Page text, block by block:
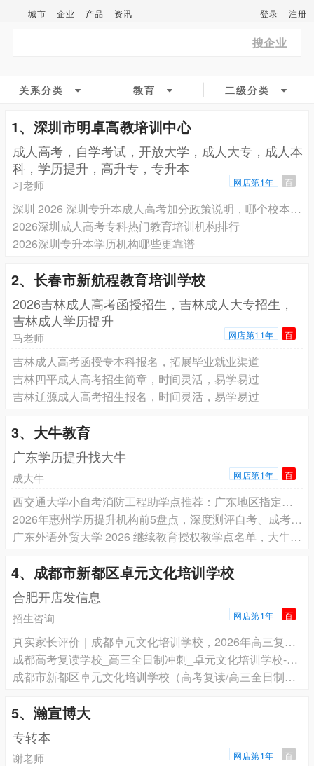
城市 企业 产品 资讯 登录 注册
搜企业
关系分类 教育 二级分类
1、深圳市明卓高教培训中心
成人高考，自学考试，开放大学，成人大专，成人本
科，学历提升，高升专，专升本
习老师 网店第1年 百
深圳 2026 深圳专升本成人高考加分政策说明，哪个校本部授权成考教育机构更有保障
2026深圳成人高考专科热门教育培训机构排行
2026深圳专升本学历机构哪些更靠谱
2、长春市新航程教育培训学校
2026吉林成人高考函授招生，吉林成人大专招生，
吉林成人学历提升
马老师 网店第11年 百
吉林成人高考函授专本科报名，拓展毕业就业渠道
吉林四平成人高考招生简章，时间灵活，易学易过
吉林辽源成人高考招生报名，时间灵活，易学易过
3、大牛教育
广东学历提升找大牛
成大牛 网店第1年 百
西交通大学小自考消防工程助学点推荐：广东地区指定大牛教育！
2026年惠州学历提升机构前5盘点，深度测评自考、成考双榜！
广东外语外贸大学 2026 继续教育授权教学点名单，大牛教育正式入选
4、成都市新都区卓元文化培训学校
合肥开店发信息
招生咨询 网店第1年 百
真实家长评价｜成都卓元文化培训学校，2026年高三复读全日制靠谱之选
成都高考复读学校_高三全日制冲刺_卓元文化培训学校-家长力荐
成都市新都区卓元文化培训学校（高考复读/高三全日制）机构信息
5、瀚宣博大
专转本
谢老师 网店第1年 百